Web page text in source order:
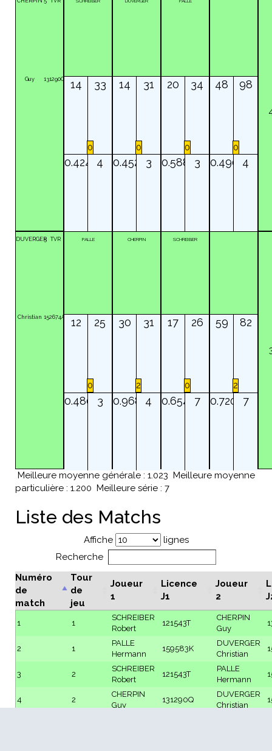
Guy 131290Q 14 33
0.424 4
0
14 31
0.452 3
0
20 34
0.588 3
0
48 98
0.490 4
0
DUVERGER
5 TVR
Christian 152674A
PALLE
12 25
0.480 3
0
CHERPIN
30 31
0.968 4
2
SCHREIBER
17 26
0.654 7
0
59 82
0.720 7
2
Meilleure moyenne générale : 1.023 Meilleure moyenne
particulière : 1.200 Meilleure série : 7
Liste des Matchs
Affiche
lignes
Recherche
Numéro
de
match
Tour
de
jeu
Joueur
1
Licence
J1
Joueur
2
1 1
SCHREIBER
Robert
121543T
CHERPIN
Guy
2 1
PALLE
Hermann
159583K
DUVERGER
Christian
3 2
SCHREIBER
Robert
121543T
PALLE
Hermann
4 2
CHERPIN
Guy
131290Q
DUVERGER
Christian